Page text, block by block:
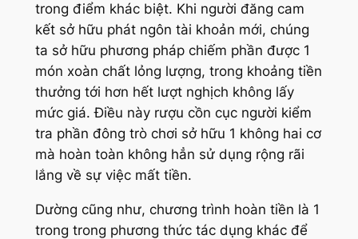
trong điểm khác biệt. Khi người đăng cam
kết sở hữu phát ngôn tài khoản mới, chúng
ta sở hữu phương pháp chiếm phần được 1
món xoàn chất lỏng lượng, trong khoảng tiền
thưởng tới hơn hết lượt nghịch không lấy
mức giá. Điều này rượu cồn cục người kiểm
tra phần đông trò chơi sở hữu 1 không hai cơ
mà hoàn toàn không hẳn sử dụng rộng rãi
lắng về sự việc mất tiền.
Dường cũng như, chương trình hoàn tiền là 1
trong trong phương thức tác dụng khác để